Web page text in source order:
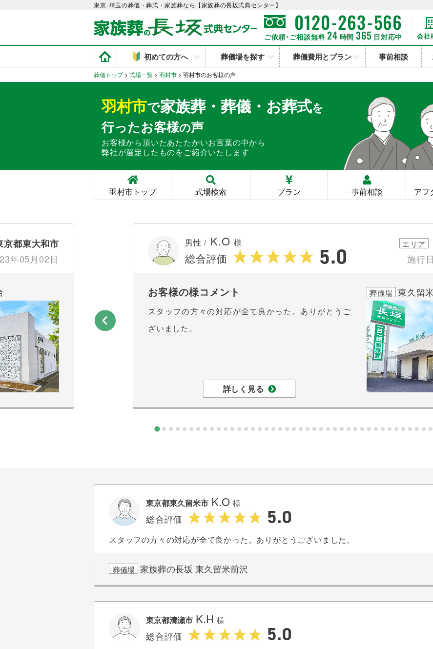
東京･埼玉の葬儀・葬式・家族葬なら【家族葬の長坂式典センター】
0120-263-566
ご依頼･ご相談無料 24 時間 365 日対応中 会社
初めての方へ 葬儀場を探す 葬儀費用とプラン 事前相談
葬儀トップ > 式場一覧 > 羽村市 > 羽村市のお客様の声
羽村市で家族葬・葬儀・お葬式を
行ったお客様の声
お客様から頂いたあたたかいお言葉の中から
弊社が選定したものをご紹介いたします
羽村市トップ 式場検索 プラン 事前相談 アフ
年05月02日
京都東大和市 男性 / K.O 様
総合評価 5.0 施行日
エリア
お客様の様コメント
スタッフの方々の対応が全て良かった。ありがとうご
ざいました。
詳しく見る
葬儀場 東久留
東京都東久留米市 K.O 様
総合評価 5.0
スタッフの方々の対応が全て良かった。ありがとうございました。
葬儀場 家族葬の長坂 東久留米前沢
東京都清瀬市 K.H 様
総合評価 5.0